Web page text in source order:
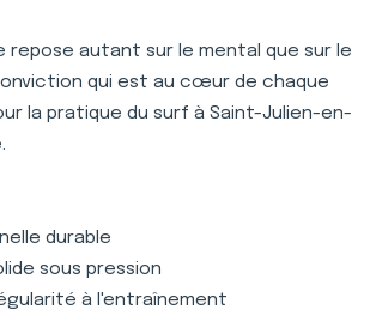
repose autant sur le mental que sur le
qui est au cœur de chaque
la pratique du surf à Saint-Julien-en-
durable
sous pression
à l'entraînement